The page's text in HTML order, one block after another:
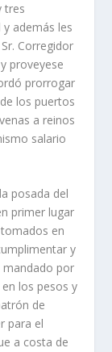
tres
además les
Corregidor
proveyese
prorrogar
los puertos
a reinos
salario
posada del
primer lugar
en
y
por
los pesos y
de
para el
a costa de